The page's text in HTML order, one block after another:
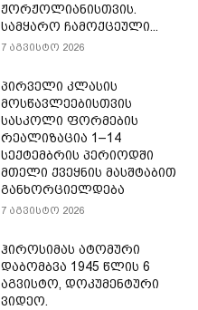
ჟორჟოლიანისთვის.
სამყარო ჩამოქცეული...
7 აგვისტო 2026
პირველი კლასის
მოსწავლეებისთვის
სასკოლი ფორმების
რეალიზაცია 1–14
სექტემბრის პერიოდში
მთელი ქვეყნის მასშტაბით
განხორციელდება
7 აგვისტო 2026
ჰიროსიმას ატომური
დაბომბვა 1945 წლის 6
აგვისტო, დოკუმენტური
ვიდეო.